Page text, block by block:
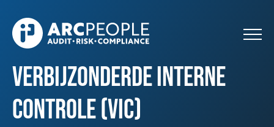
Verbijzonderde Interne
Controle (VIC)